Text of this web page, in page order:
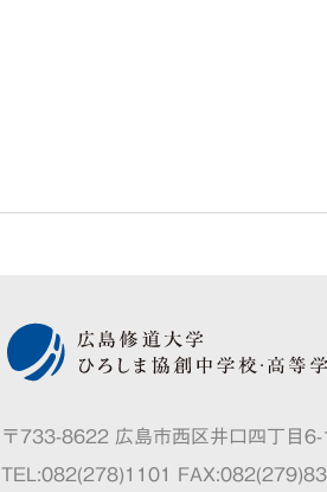
〒733-8622 広島市西区井口四丁目
TEL:082(278)1101